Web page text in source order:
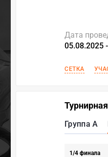
Дата
05.08.2025
СЕТКА
Группа A
1/4 финала